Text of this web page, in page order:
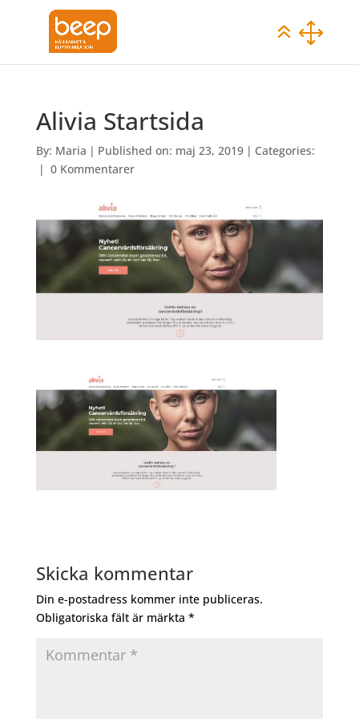
Alivia Startsida
By: Maria | Published on: maj 23, 2019 | Categories:
| 0 Kommentarer
Skicka kommentar
Din e-postadress kommer inte publiceras.
Obligatoriska fält är märkta *